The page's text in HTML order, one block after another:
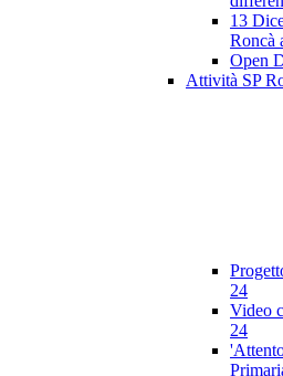
13
Roncà
Open
Attività SP
24
Video
24